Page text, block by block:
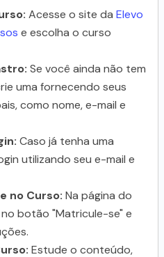
Acesse o site da Elevo
e escolha o curso
Se você ainda não tem
uma fornecendo seus
como nome, e-mail e
Caso já tenha uma
utilizando seu e-mail e
no Curso: Na página do
botão "Matricule-se" e
Estude o conteúdo,